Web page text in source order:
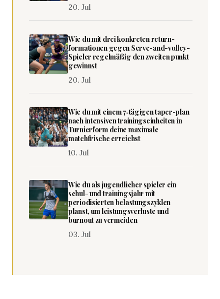
20. Jul
Wie du mit drei konkreten return-
formationen gegen Serve-and-volley-
Spieler regelmäßig den zweiten punkt
gewinnst
20. Jul
Wie du mit einem 7‑tägigen taper-plan
nach intensiven trainingseinheiten in
Turnierform deine maximale
matchfrische erreichst
10. Jul
Wie du als jugendlicher spieler ein
schul- und trainingsjahr mit
periodisierten belastungszyklen
planst, um leistungsverluste und
burnout zu vermeiden
03. Jul